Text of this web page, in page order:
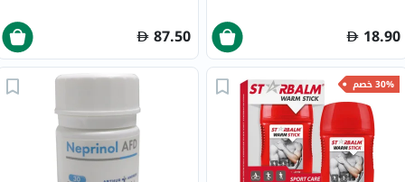
18.90
87.50
30% خصم